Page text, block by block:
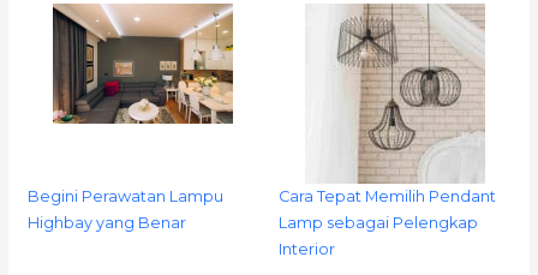
Begini Perawatan Lampu
Highbay yang Benar
Cara Tepat Memilih Pendant
Lamp sebagai Pelengkap
Interior